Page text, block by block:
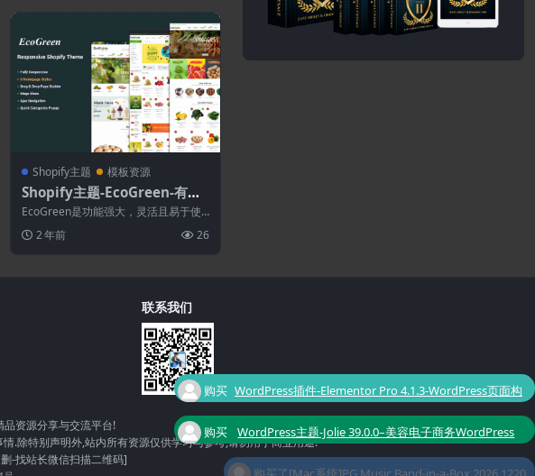
Shopify主题 模板资源
Shopify主题-EcoGreen-有机
水果.蔬菜Shopify主题
EcoGreen是功能强大，灵活且易于使
2 年前 26
联系我们
资源分享与交流平台!
.除特别声明外,站内所有资源仅供学习与参考,请勿用于商业用途!
-找站长微信扫描二维码]
购买
WordPress插件-Elementor Pro 4.1.3-WordPress页面构
购买
了
WordPress主题-Jolie 39.0.0–美容电子商务WordPress
主题
[Mac系统]PG Music Band-in-a-Box 2026.1220